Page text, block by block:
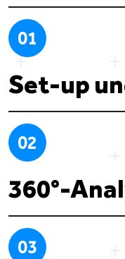
01
Set-up
02
360°-
03